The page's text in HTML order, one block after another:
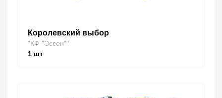
Королевский выбор
"КФ "Эссен""
1 шт